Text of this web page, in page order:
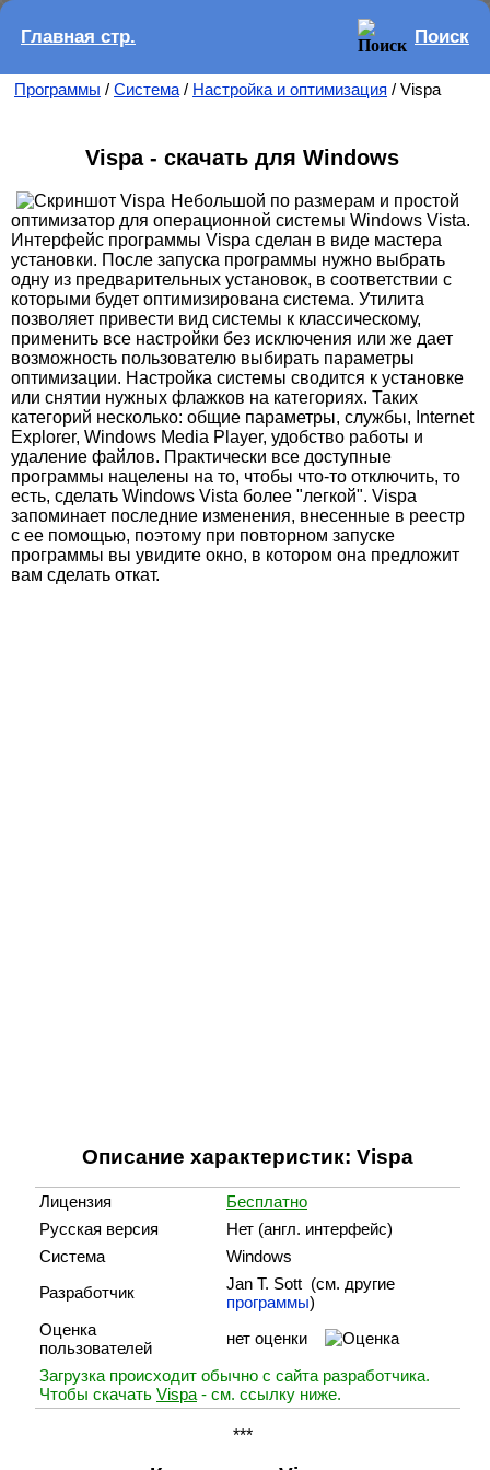
Главная стр. Поиск
Программы / Система / Настройка и оптимизация / Vispa
Vispa - скачать для Windows
Небольшой по размерам и простой
оптимизатор для операционной системы Windows Vista.
Интерфейс программы Vispa сделан в виде мастера
установки. После запуска программы нужно выбрать
одну из предварительных установок, в соответствии с
которыми будет оптимизирована система. Утилита
позволяет привести вид системы к классическому,
применить все настройки без исключения или же дает
возможность пользователю выбирать параметры
оптимизации. Настройка системы сводится к установке
или снятии нужных флажков на категориях. Таких
категорий несколько: общие параметры, службы, Internet
Explorer, Windows Media Player, удобство работы и
удаление файлов. Практически все доступные
программы нацелены на то, чтобы что-то отключить, то
есть, сделать Windows Vista более "легкой". Vispa
запоминает последние изменения, внесенные в реестр
с ее помощью, поэтому при повторном запуске
программы вы увидите окно, в котором она предложит
вам сделать откат.
Описание характеристик: Vispa
Лицензия
Бесплатно
Русская версия
Нет (англ. интерфейс)
Система
Windows
Разработчик
Jan T. Sott (cм. другие
программы)
Оценка
пользователей
нет оценки
Загрузка происходит обычно с сайта разработчика.
Чтобы скачать Vispa - см. ссылку ниже.
***